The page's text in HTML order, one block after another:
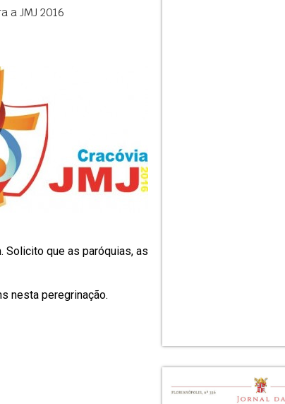
a JMJ 2016
Solicito que as paróquias, as
nesta peregrinação.